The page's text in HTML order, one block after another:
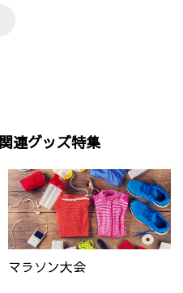
連グッズ特集
マラソン大会